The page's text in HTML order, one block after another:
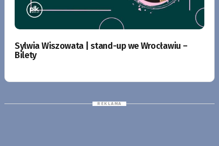
Sylwia Wiszowata | stand-up we Wrocławiu –
Bilety